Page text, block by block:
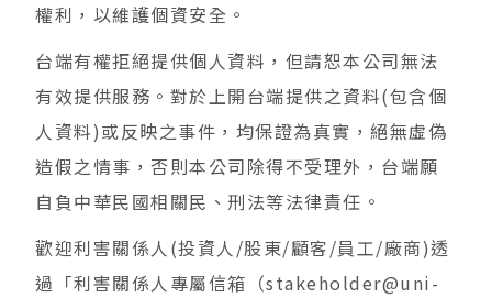
權利，以維護個資安全。
台端有權拒絕提供個人資料，但請恕本公司無法
有效提供服務。對於上開台端提供之資料(包含個
人資料)或反映之事件，均保證為真實，絕無虛偽
造假之情事，否則本公司除得不受理外，台端願
自負中華民國相關民、刑法等法律責任。
歡迎利害關係人(投資人/股東/顧客/員工/廠商)透
過「利害關係人專屬信箱（stakeholder@uni-